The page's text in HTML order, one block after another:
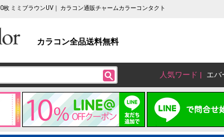
ミミブラウンUV｜ カラコン通販チャームカラーコンタクト
カラコン全品送料無料
人気ワード エバ